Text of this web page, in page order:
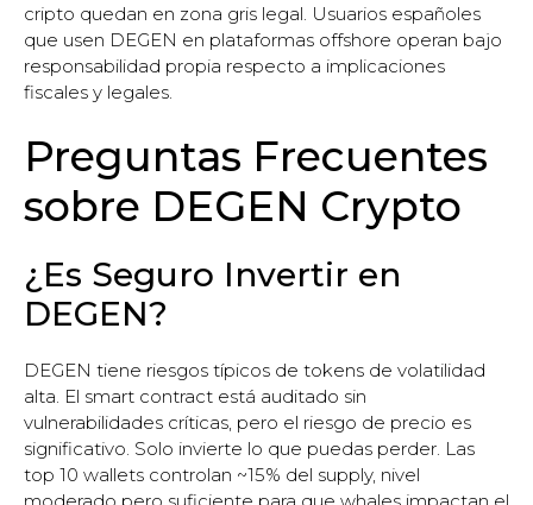
cripto quedan en zona gris legal. Usuarios españoles
que usen DEGEN en plataformas offshore operan bajo
responsabilidad propia respecto a implicaciones
fiscales y legales.
Preguntas Frecuentes
sobre DEGEN Crypto
¿Es Seguro Invertir en
DEGEN?
DEGEN tiene riesgos típicos de tokens de volatilidad
alta. El smart contract está auditado sin
vulnerabilidades críticas, pero el riesgo de precio es
significativo. Solo invierte lo que puedas perder. Las
top 10 wallets controlan ~15% del supply, nivel